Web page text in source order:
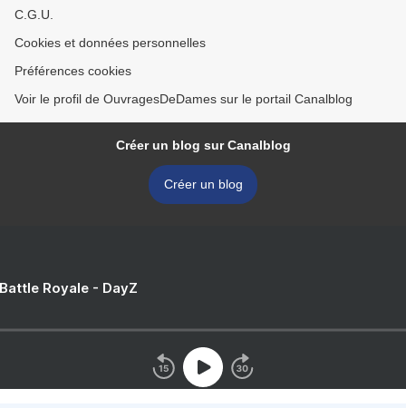
C.G.U.
Cookies et données personnelles
Préférences cookies
Voir le profil de OuvragesDeDames sur le portail Canalblog
Créer un blog sur Canalblog
Créer un blog
Royale - DayZ